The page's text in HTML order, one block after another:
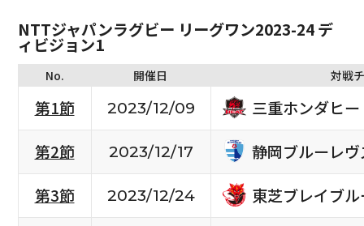
NTTジャパンラグビー リーグワン2023-24 デ
ィビジョン1
No. 開催日 対戦
第1節 2023/12/09
三重ホンダヒー
第2節
2023/12/17
静岡ブルーレヴ
第3節
2023/12/24
東芝ブレイブ